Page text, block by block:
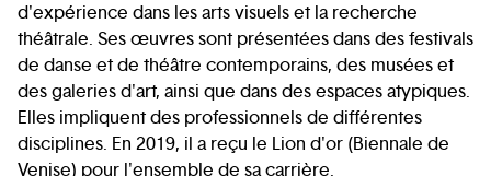
d'expérience dans les arts visuels et la recherche
théâtrale. Ses œuvres sont présentées dans des festivals
de danse et de théâtre contemporains, des musées et
des galeries d'art, ainsi que dans des espaces atypiques.
Elles impliquent des professionnels de différentes
disciplines. En 2019, il a reçu le Lion d'or (Biennale de
Venise) pour l'ensemble de sa carrière.